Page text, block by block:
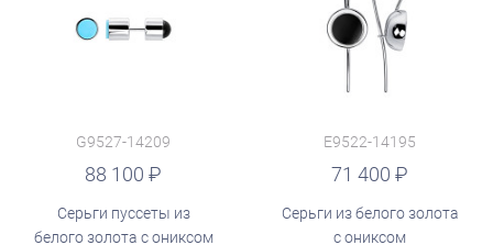
G9527-14209
88 100
Серьги пуссеты из
белого золота с ониксом
E9522-14195
71 400
Серьги из белого золота
с ониксом